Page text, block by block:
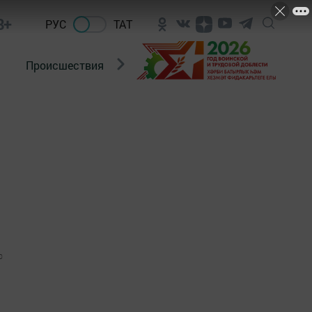
РУС ТАТ
Происшествия Новости Госавтоинспекции